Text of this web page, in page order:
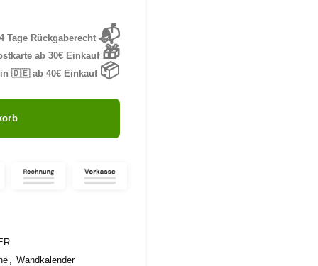
Tage Rückgaberecht 📬
ab 30€ Einkauf 🎁
in 🇩🇪 ab 40€ Einkauf 📦
Wandkalender